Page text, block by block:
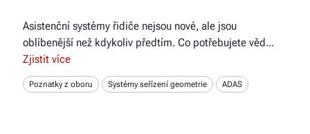
Asistenční systémy řidiče nejsou nové, ale jsou
oblíbenější než kdykoliv předtím. Co potřebujete věd
Zjistit více
Poznatky z oboru Systémy seřízení geometrie ADAS